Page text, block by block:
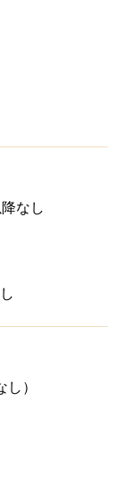
なし
）